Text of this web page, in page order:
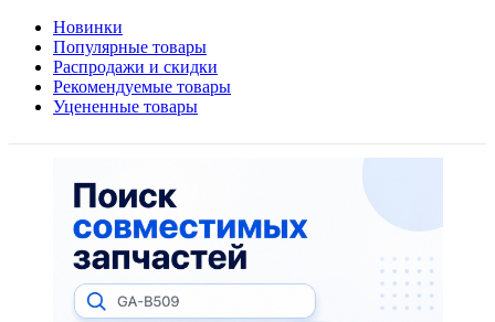
Новинки
Популярные товары
Распродажи и скидки
Рекомендуемые товары
Уцененные товары